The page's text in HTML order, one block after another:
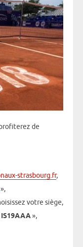
de
strasbourg.fr,
»,
votre siège,
IS19AAA»,